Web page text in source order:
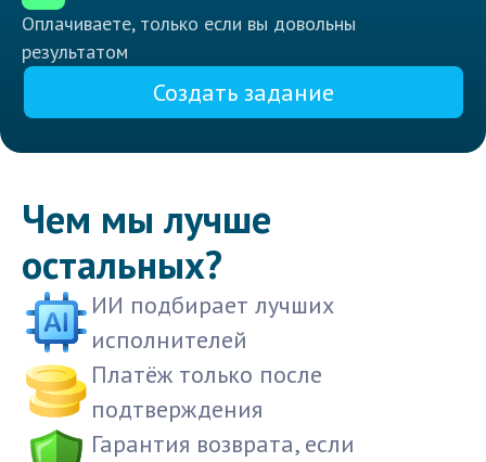
Оплачиваете, только если вы довольны
результатом
Создать задание
Чем мы лучше
остальных?
ИИ подбирает лучших
исполнителей
Платёж только после
подтверждения
Гарантия возврата, если